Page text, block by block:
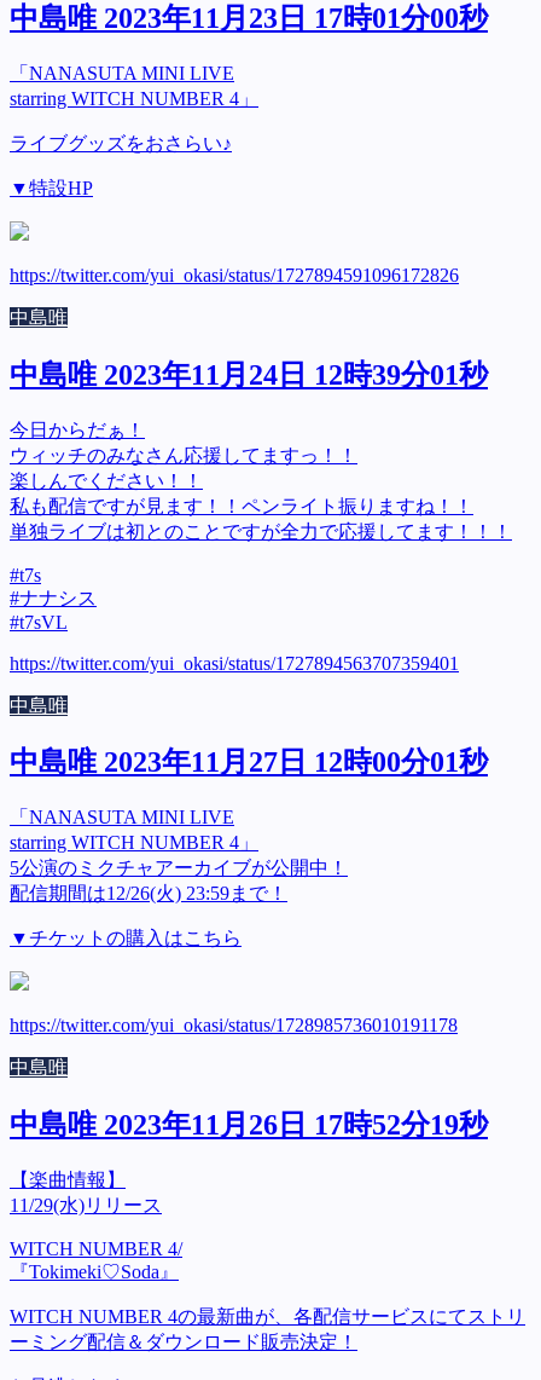
中島唯 2023年11月23日 17時01分00秒
「NANASUTA MINI LIVE
starring WITCH NUMBER 4」
ライブグッズをおさらい♪
▼特設HP
https://twitter.com/yui_okasi/status/1727894591096172826
中島唯
中島唯 2023年11月24日 12時39分01秒
今日からだぁ！
ウィッチのみなさん応援してますっ！！
楽しんでください！！
私も配信ですが見ます！！ペンライト振りますね！！
単独ライブは初とのことですが全力で応援してます！！！
#t7s
#ナナシス
#t7sVL
https://twitter.com/yui_okasi/status/1727894563707359401
中島唯
中島唯 2023年11月27日 12時00分01秒
「NANASUTA MINI LIVE
starring WITCH NUMBER 4」
5公演のミクチャアーカイブが公開中！
配信期間は12/26(火) 23:59まで！
▼チケットの購入はこちら
https://twitter.com/yui_okasi/status/1728985736010191178
中島唯
中島唯 2023年11月26日 17時52分19秒
【楽曲情報】
11/29(水)リリース
WITCH NUMBER 4/
『Tokimeki♡Soda』
WITCH NUMBER 4の最新曲が、各配信サービスにてストリ
ーミング配信＆ダウンロード販売決定！